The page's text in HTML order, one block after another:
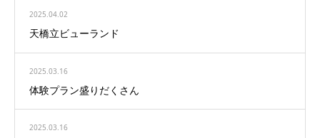
2025.04.02
天橋立ビューランド
2025.03.16
体験プラン盛りだくさん
2025.03.16